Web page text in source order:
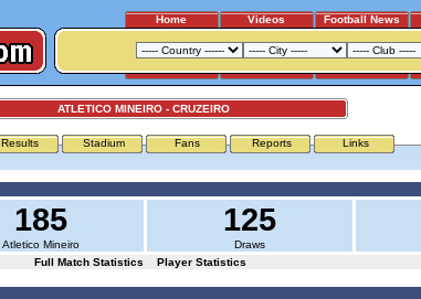
Home Videos Football News
ATLETICO MINEIRO - CRUZEIRO
Results Stadium Fans Reports Links
185
Atletico Mineiro
125
Draws
Full Match Statistics
Player Statistics